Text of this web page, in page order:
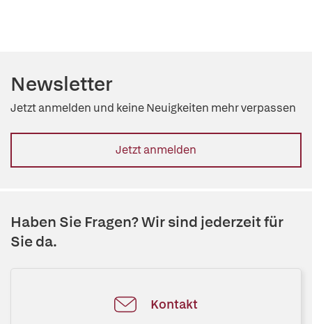
Newsletter
Jetzt anmelden und keine Neuigkeiten mehr verpassen
Jetzt anmelden
Haben Sie Fragen? Wir sind jederzeit für
Sie da.
Kontakt